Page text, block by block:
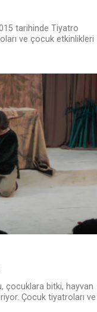
tarihinde Tiyatro
ve çocuk etkinlikleri
çocuklara bitki, hayvan
Çocuk tiyatroları ve